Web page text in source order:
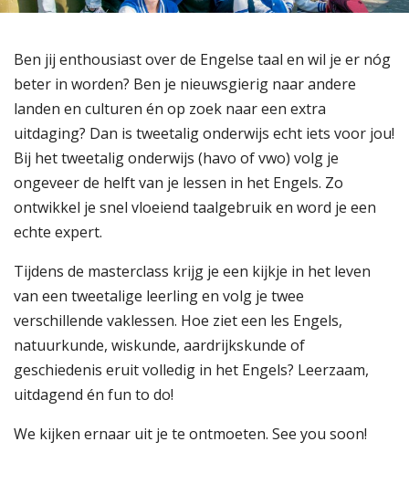
Ben jij enthousiast over de Engelse taal en wil je er nóg
beter in worden? Ben je nieuwsgierig naar andere
landen en culturen én op zoek naar een extra
uitdaging? Dan is tweetalig onderwijs echt iets voor jou!
Bij het tweetalig onderwijs (havo of vwo) volg je
ongeveer de helft van je lessen in het Engels. Zo
ontwikkel je snel vloeiend taalgebruik en word je een
echte expert.
Tijdens de masterclass krijg je een kijkje in het leven
van een tweetalige leerling en volg je twee
verschillende vaklessen. Hoe ziet een les Engels,
natuurkunde, wiskunde, aardrijkskunde of
geschiedenis eruit volledig in het Engels? Leerzaam,
uitdagend én fun to do!
We kijken ernaar uit je te ontmoeten. See you soon!